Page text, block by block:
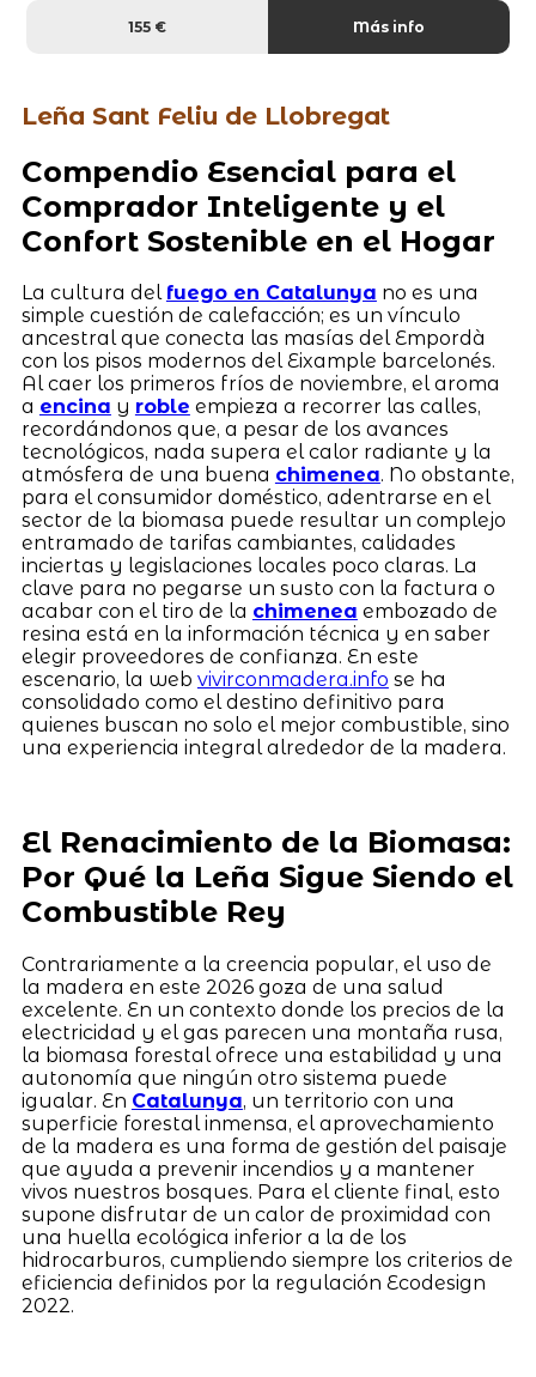
155 € Más info
Leña Sant Feliu de Llobregat
Compendio Esencial para el
Comprador Inteligente y el
Confort Sostenible en el Hogar
La cultura del fuego en Catalunya no es una
simple cuestión de calefacción; es un vínculo
ancestral que conecta las masías del Empordà
con los pisos modernos del Eixample barcelonés.
Al caer los primeros fríos de noviembre, el aroma
a encina y roble empieza a recorrer las calles,
recordándonos que, a pesar de los avances
tecnológicos, nada supera el calor radiante y la
atmósfera de una buena chimenea. No obstante,
para el consumidor doméstico, adentrarse en el
sector de la biomasa puede resultar un complejo
entramado de tarifas cambiantes, calidades
inciertas y legislaciones locales poco claras. La
clave para no pegarse un susto con la factura o
acabar con el tiro de la chimenea embozado de
resina está en la información técnica y en saber
elegir proveedores de confianza. En este
escenario, la web vivirconmadera.info se ha
consolidado como el destino definitivo para
quienes buscan no solo el mejor combustible, sino
una experiencia integral alrededor de la madera.
El Renacimiento de la Biomasa:
Por Qué la Leña Sigue Siendo el
Combustible Rey
Contrariamente a la creencia popular, el uso de
la madera en este 2026 goza de una salud
excelente. En un contexto donde los precios de la
electricidad y el gas parecen una montaña rusa,
la biomasa forestal ofrece una estabilidad y una
autonomía que ningún otro sistema puede
igualar. En Catalunya, un territorio con una
superficie forestal inmensa, el aprovechamiento
de la madera es una forma de gestión del paisaje
que ayuda a prevenir incendios y a mantener
vivos nuestros bosques. Para el cliente final, esto
supone disfrutar de un calor de proximidad con
una huella ecológica inferior a la de los
hidrocarburos, cumpliendo siempre los criterios de
eficiencia definidos por la regulación Ecodesign
2022.